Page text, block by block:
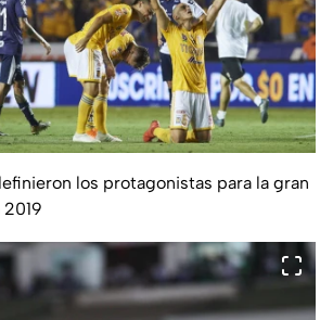
los protagonistas para la gran